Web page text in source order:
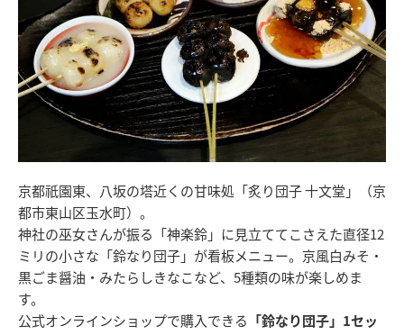
京都祇園東、八坂の塔近くの甘味処「炙り団子 十文堂」（京
都市東山区玉水町）。
神社の巫女さんが振る「神楽鈴」に見立ててこさえた直径12
ミリの小さな「鈴なり団子」が看板メニュー。京風白みそ・
黒ごま醤油・みたらしきなこなど、5種類の味が楽しめま
す。
公式オンラインショップで購入できる 「鈴なり団子」1セッ